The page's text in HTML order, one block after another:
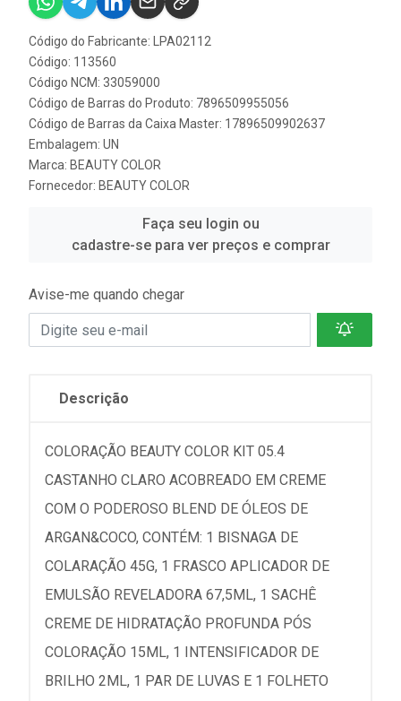
Código do Fabricante: LPA02112
Código: 113560
Código NCM: 33059000
Código de Barras do Produto: 7896509955056
Código de Barras da Caixa Master: 17896509902637
Embalagem: UN
Marca: BEAUTY COLOR
Fornecedor: BEAUTY COLOR
Faça seu login ou
cadastre-se para ver preços e comprar
Avise-me quando chegar
Descrição
COLORAÇÃO BEAUTY COLOR KIT 05.4
CASTANHO CLARO ACOBREADO EM CREME
COM O PODEROSO BLEND DE ÓLEOS DE
ARGAN&COCO, CONTÉM: 1 BISNAGA DE
COLARAÇÃO 45G, 1 FRASCO APLICADOR DE
EMULSÃO REVELADORA 67,5ML, 1 SACHÊ
CREME DE HIDRATAÇÃO PROFUNDA PÓS
COLORAÇÃO 15ML, 1 INTENSIFICADOR DE
BRILHO 2ML, 1 PAR DE LUVAS E 1 FOLHETO